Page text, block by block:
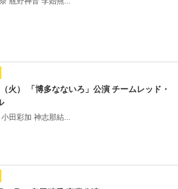
火） 「博多なないろ」公演 チームレッド・
田彩加 神志那結...